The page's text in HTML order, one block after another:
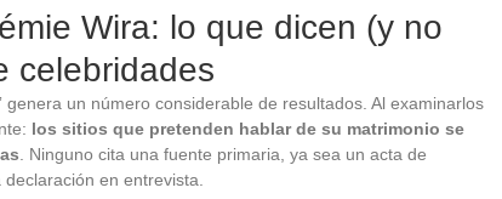
Wira: lo que dicen (y no
celebridades
genera un número considerable de resultados. Al examinarlos
los sitios que pretenden hablar de su matrimonio se
. Ninguno cita una fuente primaria, ya sea un acta de
en entrevista.